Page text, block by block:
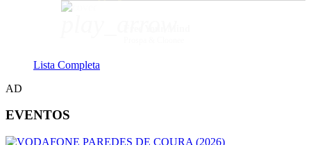
Lista Completa
AD
EVENTOS